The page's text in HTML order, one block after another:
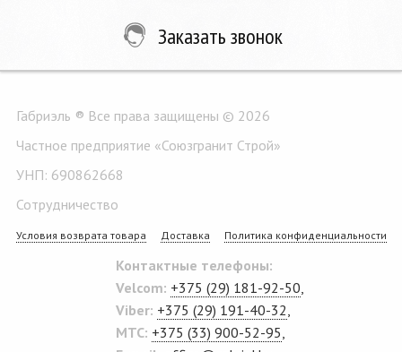
Заказать звонок
Габриэль ® Все права защищены © 2026
Частное предприятие «Союзгранит Строй»
УНП: 690862668
Сотрудничество
Условия возврата товара Доставка Политика конфиденциальности
Контактные телефоны:
Velcom: +375 (29) 181-92-50
Viber: +375 (29) 191-40-32
MTC: +375 (33) 900-52-95